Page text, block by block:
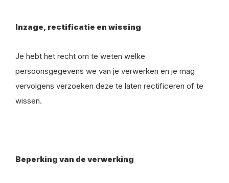
Inzage, rectificatie en wissing
Je hebt het recht om te weten welke
persoonsgegevens we van je verwerken en je mag
vervolgens verzoeken deze te laten rectificeren of te
wissen.
Beperking van de verwerking